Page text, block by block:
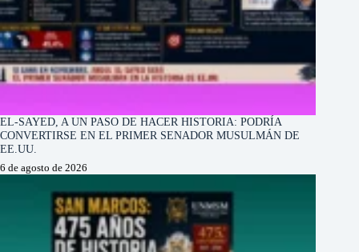
EL-SAYED, A UN PASO DE HACER HISTORIA: PODRÍA
CONVERTIRSE EN EL PRIMER SENADOR MUSULMÁN DE
EE.UU.
6 de agosto de 2026